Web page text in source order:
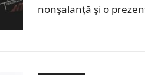
nonșalanță și o